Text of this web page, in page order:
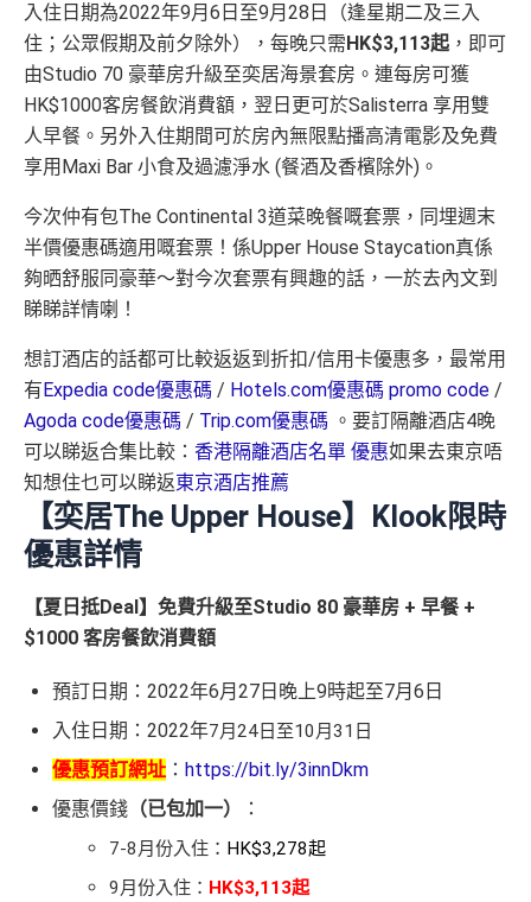
入住日期為2022年9月6日至9月28日（逢星期二及三入
住；公眾假期及前夕除外），每晚只需 HK$3,113起，即可
由Studio 70 豪華房升級至奕居海景套房。連每房可獲
HK$1000客房餐飲消費額，翌日更可於Salisterra 享用雙
人早餐。另外入住期間可於房內無限點播高清電影及免費
享用Maxi Bar 小食及過濾淨水 (餐酒及香檳除外)。
今次仲有包The Continental 3道菜晚餐嘅套票，同埋週末
半價優惠碼適用嘅套票！係Upper House Staycation真係
夠晒舒服同豪華～對今次套票有興趣的話，一於去內文到
睇睇詳情喇！
想訂酒店的話都可比較返返到折扣/信用卡優惠多，最常用
有 Expedia code優惠碼 / Hotels.com優惠碼 promo code /
Agoda code優惠碼 / Trip.com優惠碼 。要訂隔離酒店4晚
可以睇返合集比較： 香港隔離酒店名單 優惠如果去東京唔
知想住乜可以睇返東京酒店推薦
【奕居The Upper House】Klook限時
優惠詳情
【夏日抵Deal】免費升級至Studio 80 豪華房 + 早餐 +
$1000 客房餐飲消費額
預訂日期：2022年6月27日晚上9時起至7月6日
入住日期：2022年7月24日至10月31日
優惠預訂網址 ： https://bit.ly/3innDkm
優惠價錢 （已包加一） ：
7-8月份入住： HK$3,278起
9月份入住： HK$3,113起